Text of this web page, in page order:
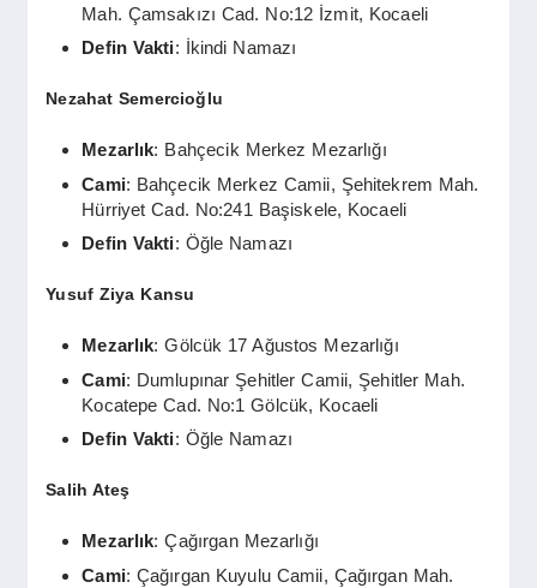
Mah. Çamsakızı Cad. No:12 İzmit, Kocaeli
Defin Vakti: İkindi Namazı
Nezahat Semercioğlu
Mezarlık: Bahçecik Merkez Mezarlığı
Cami: Bahçecik Merkez Camii, Şehitekrem Mah.
Hürriyet Cad. No:241 Başiskele, Kocaeli
Defin Vakti: Öğle Namazı
Yusuf Ziya Kansu
Mezarlık: Gölcük 17 Ağustos Mezarlığı
Cami: Dumlupınar Şehitler Camii, Şehitler Mah.
Kocatepe Cad. No:1 Gölcük, Kocaeli
Defin Vakti: Öğle Namazı
Salih Ateş
Mezarlık: Çağırgan Mezarlığı
Cami: Çağırgan Kuyulu Camii, Çağırgan Mah.